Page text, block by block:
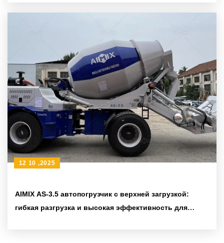
AIMIX AS-3.5 автопогрузчик с верхней загрузкой:
гибкая разгрузка и высокая эффективность для
12 10 ,2025